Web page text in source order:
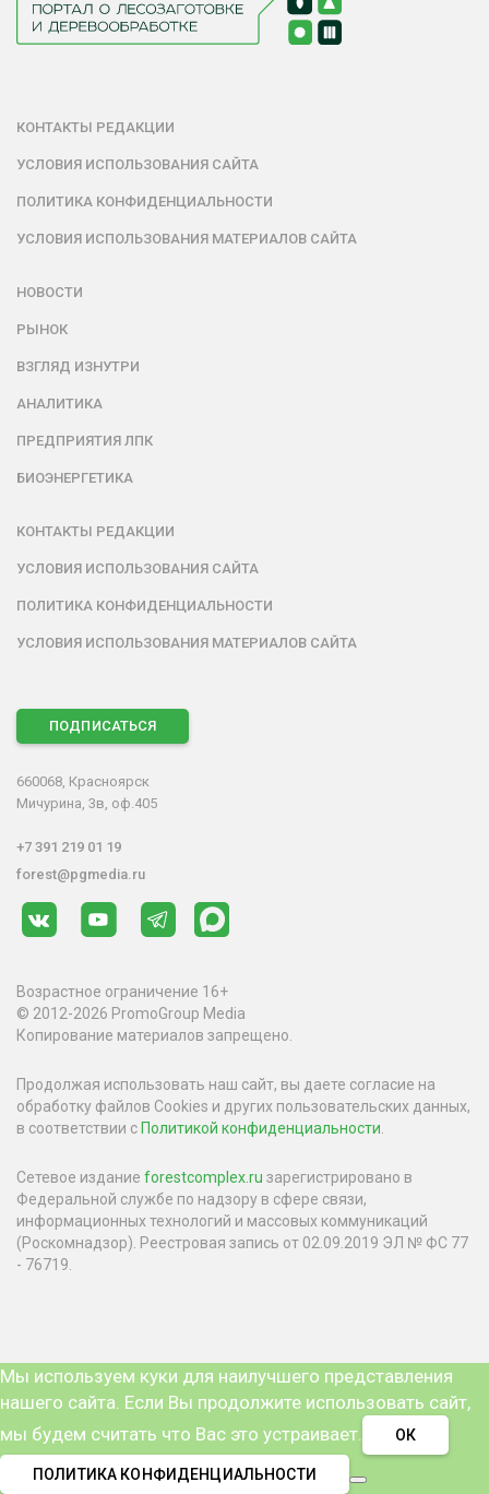
КОНТАКТЫ РЕДАКЦИИ
УСЛОВИЯ ИСПОЛЬЗОВАНИЯ САЙТА
ПОЛИТИКА КОНФИДЕНЦИАЛЬНОСТИ
УСЛОВИЯ ИСПОЛЬЗОВАНИЯ МАТЕРИАЛОВ САЙТА
НОВОСТИ
РЫНОК
ВЗГЛЯД ИЗНУТРИ
АНАЛИТИКА
ПРЕДПРИЯТИЯ ЛПК
БИОЭНЕРГЕТИКА
КОНТАКТЫ РЕДАКЦИИ
УСЛОВИЯ ИСПОЛЬЗОВАНИЯ САЙТА
ПОЛИТИКА КОНФИДЕНЦИАЛЬНОСТИ
УСЛОВИЯ ИСПОЛЬЗОВАНИЯ МАТЕРИАЛОВ САЙТА
ПОДПИСАТЬСЯ
660068, Красноярск
Мичурина, 3в, оф.405
+7 391 219 01 19
forest@pgmedia.ru
Возрастное ограничение 16+
© 2012-2026 PromoGroup Media
Копирование материалов запрещено.
Продолжая использовать наш сайт, вы даете согласие на
обработку файлов Cookies и других пользовательских данных,
в соответствии с Политикой конфиденциальности.
Сетевое издание forestcomplex.ru зарегистрировано в
Федеральной службе по надзору в сфере связи,
информационных технологий и массовых коммуникаций
(Роскомнадзор). Реестровая запись от 02.09.2019 ЭЛ № ФС 77
- 76719.
Мы используем куки для наилучшего представления
нашего сайта. Если Вы продолжите использовать сайт,
мы будем считать что Вас это устраивает.
ОК
ПОЛИТИКА КОНФИДЕНЦИАЛЬНОСТИ